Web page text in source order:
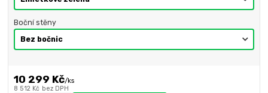
Boční stěny
10 299 Kč/ks
8 512 Kč bez DPH